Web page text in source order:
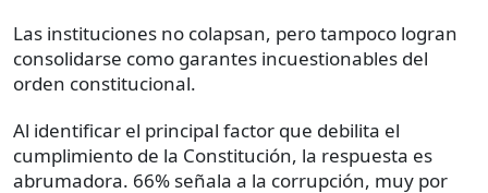
Las instituciones no colapsan, pero tampoco logran
consolidarse como garantes incuestionables del
orden constitucional.
Al identificar el principal factor que debilita el
cumplimiento de la Constitución, la respuesta es
abrumadora. 66% señala a la corrupción, muy por